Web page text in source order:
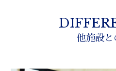
他施設